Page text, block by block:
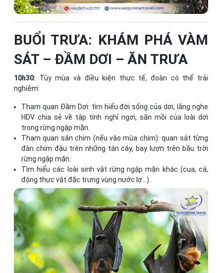
BUỔI TRƯA: KHÁM PHÁ VÀM
SÁT – ĐẦM DƠI – ĂN TRƯA
10h30: Tùy mùa và điều kiện thực tế, đoàn có thể trải
nghiệm:
Tham quan Đầm Dơi: tìm hiểu đời sống của dơi, lắng nghe
HDV chia sẻ về tập tính nghỉ ngơi, săn mồi của loài dơi
trong rừng ngập mặn.
Tham quan sân chim (nếu vào mùa chim): quan sát từng
đàn chim đậu trên những tán cây, bay lượn trên bầu trời
rừng ngập mặn.
Tìm hiểu các loài sinh vật rừng ngập mặn khác (cua, cá,
động thực vật đặc trưng vùng nước lợ…).